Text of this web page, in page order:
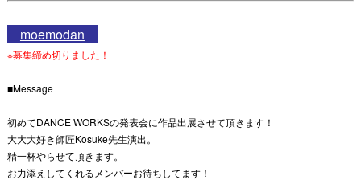
moemodan
※募集締め切りました！
■Message
初めてDANCE WORKSの発表会に作品出展させて頂きます！
大大大好き師匠Kosuke先生演出。
精一杯やらせて頂きます。
お力添えしてくれるメンバーお待ちしてます！